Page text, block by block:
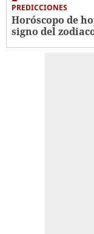
PREDICCIONES
Horóscopo de
signo del